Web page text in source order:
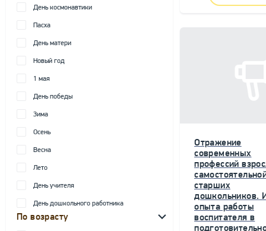
День космонавтики
Пасха
День матери
Новый год
1 мая
День победы
Зима
Осень
Весна
Лето
День учителя
День дошкольного работника
По возрасту
Отражение
современных
профессий
старших
дошкольников.
опыта работы
воспитателя в